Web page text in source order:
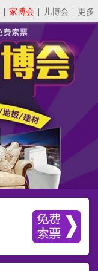
| 家博会 | 儿博会 | 更多